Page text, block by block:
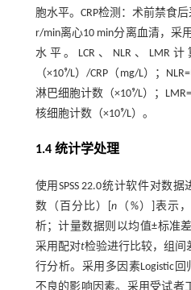
胞水平。CRP检测：术前禁食
r/min离心10 min分离血清，采
水平。LCR、NLR、LMR
（×10⁹/L）/CRP（mg/L）；
淋巴细胞计数（×10⁹/L）；
核细胞计数（×10⁹/L）。
1.4 统计学处理
使用SPSS 22.0统计软件对数
数（百分比）[n （%）]表示
析；计量数据则以均值±标准
采用配对t检验进行比较，组间
行分析。采用多因素Logistic
不良的影响因素。采用受试者